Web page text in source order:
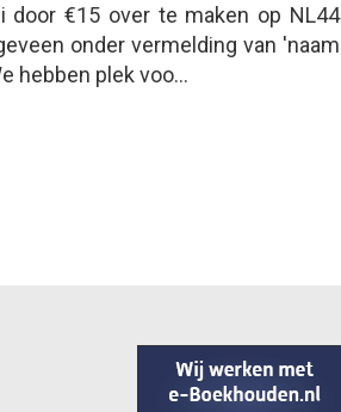
€15 over te maken op NL44
onder vermelding van 'naam
hebben plek voo...